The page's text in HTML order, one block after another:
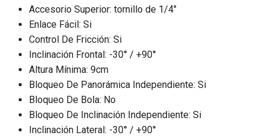
Accesorio Superior: tornillo de 1/4″
Enlace Fácil: Si
Control De Fricción: Si
Inclinación Frontal: -30° / +90°
Altura Mínima: 9cm
Bloqueo De Panorámica Independiente: Si
Bloqueo De Bola: No
Bloqueo De Inclinación Independiente: Si
Inclinación Lateral: -30° / +90°